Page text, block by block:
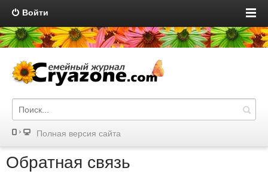
Войти
Полная версия сайта
Обратная связь